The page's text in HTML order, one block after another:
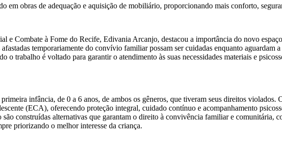
obras de adequação e aquisição de mobiliário, proporcionando mais conforto,
e Combate à Fome do Recife, Edivania Arcanjo, destacou a importância do novo
temporariamente do convívio familiar possam ser cuidadas enquanto aguardam
o trabalho é voltado para garantir o atendimento às suas necessidades materiais e
infância, de 0 a 6 anos, de ambos os gêneros, que tiveram seus direitos
(ECA), oferecendo proteção integral, cuidado contínuo e acompanhamento
construídas alternativas que garantam o direito à convivência familiar e comunitária,
priorizando o melhor interesse da criança.